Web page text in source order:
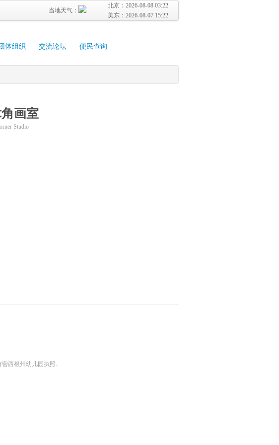
北京： 2026-08-08 03:22
美东： 2026-08-07 15:22
当地天气：
体组织 交流论坛 便民查询
画室
Studio
西根州幼儿园执照..